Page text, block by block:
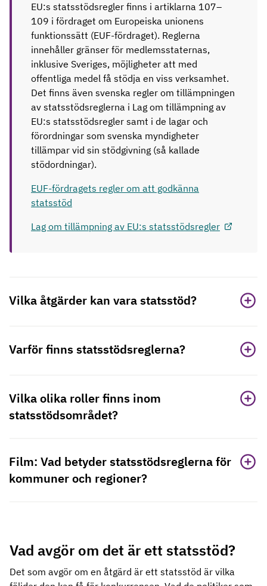
EU:s statsstödsregler finns i artiklarna 107–
109 i fördraget om Europeiska unionens
funktionssätt (EUF-fördraget). Reglerna
innehåller gränser för medlemsstaternas,
inklusive Sveriges, möjligheter att med
offentliga medel få stödja en viss verksamhet.
Det finns även svenska regler om tillämpningen
av statsstödsreglerna i Lag om tillämpning av
EU:s statsstödsregler samt i de lagar och
förordningar som svenska myndigheter
tillämpar vid sin stödgivning (så kallade
stödordningar).
EUF-fördragets regler om att godkänna
statsstöd
Lag om tillämpning av EU:s statsstödsregler
Vilka åtgärder kan vara statsstöd?
Varför finns statsstödsreglerna?
Vilka olika roller finns inom
statsstödsområdet?
Film: Vad betyder statsstödsreglerna för
kommuner och regioner?
Vad avgör om det är ett statsstöd?
Det som avgör om en åtgärd är ett statsstöd är vilka